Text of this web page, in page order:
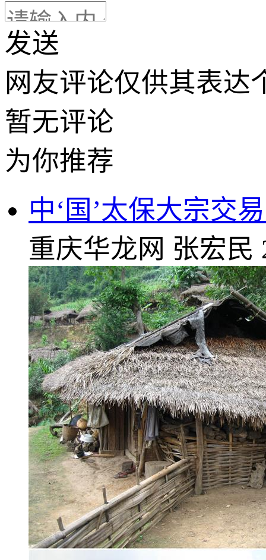
发送
网友评论仅供其表达
暂无评论
为你推荐
中‘国’太保大宗交
重庆华龙网 张宏民